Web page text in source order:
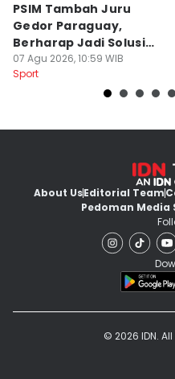
PSIM Tambah Juru
Gedor Paraguay,
Berharap Jadi Solusi
Minimnya Pencetak Gol
07 Agu 2026, 10:59 WIB
Sport
About UsEditorial Team
Pedoman Media
© 2026 IDN.